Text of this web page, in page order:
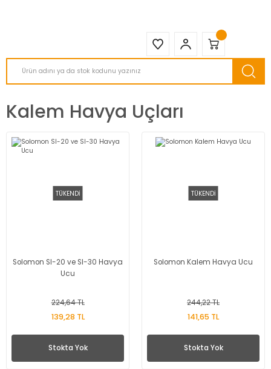
Kalem Havya Uçları
TÜKENDİ
Solomon Sl-20 ve Sl-30 Havya
Ucu
224,64 TL
139,28 TL
Stokta Yok
TÜKENDİ
Solomon Kalem Havya Ucu
244,22 TL
141,65 TL
Stokta Yok